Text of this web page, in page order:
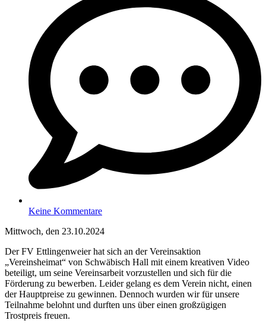
Keine Kommentare
Mittwoch, den 23.10.2024
Der FV Ettlingenweier hat sich an der Vereinsaktion
„Vereinsheimat“ von Schwäbisch Hall mit einem kreativen Video
beteiligt, um seine Vereinsarbeit vorzustellen und sich für die
Förderung zu bewerben. Leider gelang es dem Verein nicht, einen
der Hauptpreise zu gewinnen. Dennoch wurden wir für unsere
Teilnahme belohnt und durften uns über einen großzügigen
Trostpreis freuen.